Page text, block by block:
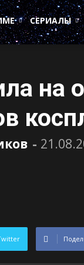
СЕРИАЛЫ
на
-